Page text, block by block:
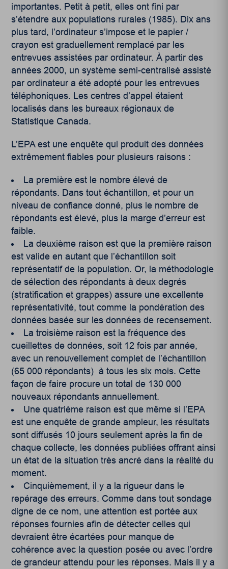
importantes. Petit à petit, elles ont fini par
s’étendre aux populations rurales (1985). Dix ans
plus tard, l’ordinateur s’impose et le papier /
crayon est graduellement remplacé par les
entrevues assistées par ordinateur. À partir des
années 2000, un système semi-centralisé assisté
par ordinateur a été adopté pour les entrevues
téléphoniques. Les centres d’appel étaient
localisés dans les bureaux régionaux de
Statistique Canada.
L’EPA est une enquête qui produit des données
extrêmement fiables pour plusieurs raisons :
La première est le nombre élevé de
répondants. Dans tout échantillon, et pour un
niveau de confiance donné, plus le nombre de
répondants est élevé, plus la marge d’erreur est
faible.
La deuxième raison est que la première raison
est valide en autant que l’échantillon soit
représentatif de la population. Or, la méthodologie
de sélection des répondants à deux degrés
(stratification et grappes) assure une excellente
représentativité, tout comme la pondération des
données basée sur les données de recensement.
La troisième raison est la fréquence des
cueillettes de données, soit 12 fois par année,
avec un renouvellement complet de l’échantillon
(65 000 répondants) à tous les six mois. Cette
façon de faire procure un total de 130 000
nouveaux répondants annuellement.
Une quatrième raison est que même si l’EPA
est une enquête de grande ampleur, les résultats
sont diffusés 10 jours seulement après la fin de
chaque collecte, les données publiées offrant ainsi
un état de la situation très ancré dans la réalité du
moment.
Cinquièmement, il y a la rigueur dans le
repérage des erreurs. Comme dans tout sondage
digne de ce nom, une attention est portée aux
réponses fournies afin de détecter celles qui
devraient être écartées pour manque de
cohérence avec la question posée ou avec l’ordre
de grandeur attendu pour les réponses. Mais il y a